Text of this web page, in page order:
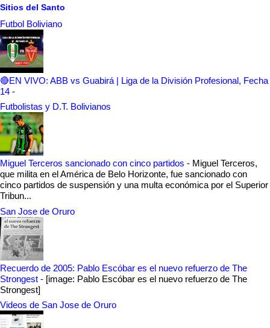
Sitios del Santo
Futbol Boliviano
🔴EN VIVO: ABB vs Guabirá | Liga de la División Profesional, Fecha
14 -
Futbolistas y D.T. Bolivianos
Miguel Terceros sancionado con cinco partidos - Miguel Terceros,
que milita en el América de Belo Horizonte, fue sancionado con
cinco partidos de suspensión y una multa económica por el Superior
Tribun...
San Jose de Oruro
Recuerdo de 2005: Pablo Escóbar es el nuevo refuerzo de The
Strongest - [image: Pablo Escóbar es el nuevo refuerzo de The
Strongest]
Videos de San Jose de Oruro